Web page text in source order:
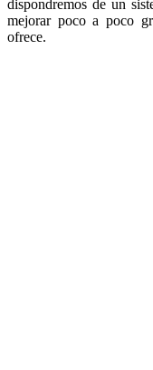
dispondremos de un
mejorar poco a poco
ofrece.